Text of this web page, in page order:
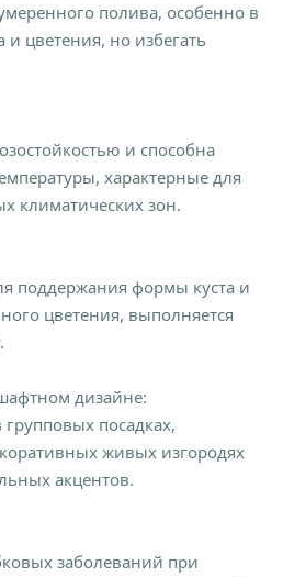
полива, особенно в
и цветения, но избегать
и способна
характерные для
климатических зон.
поддержания формы куста и
цветения, выполняется
дизайне:
посадках,
живых изгородях
акцентов.
заболеваний при